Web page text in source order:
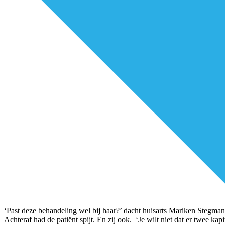
‘Past deze behandeling wel bij haar?’ dacht huisarts Mariken
Achteraf had de patiënt spijt. En zij ook. ‘Je wilt niet dat er twee